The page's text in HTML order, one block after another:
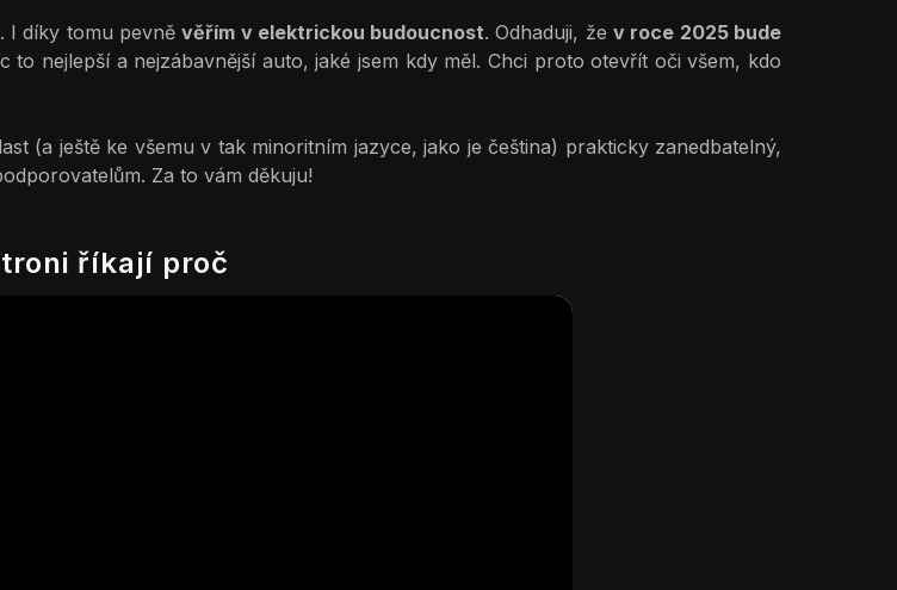
I díky tomu pevněvěřím v elektrickou budoucnost. Odhaduji, žev roce 2025 bude
to nejlepší a nejzábavnější auto, jaké jsem kdy měl. Chci proto otevřít oči všem, kdo
(a ještě ke všemu v tak minoritním jazyce, jako je čeština) prakticky zanedbatelný,
Za to vám děkuju!
říkají proč